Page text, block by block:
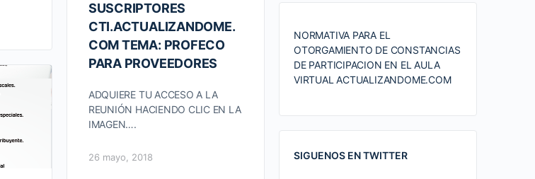
SUSCRIPTORES
CTI.ACTUALIZANDOME.
COM TEMA: PROFECO
PARA PROVEEDORES
ADQUIERE TU ACCESO A LA
REUNIÓN HACIENDO CLIC EN LA
IMAGEN….
26 mayo, 2018
NORMATIVA PARA EL
OTORGAMIENTO DE CONSTANCIAS
DE PARTICIPACION EN EL AULA
VIRTUAL ACTUALIZANDOME.COM
SIGUENOS EN TWITTER